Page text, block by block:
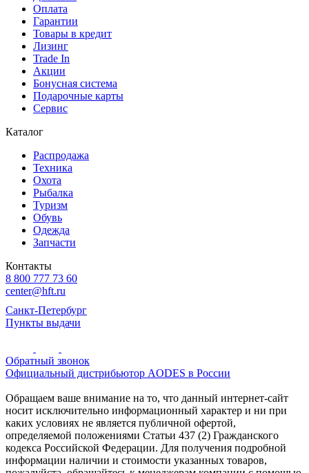
Оплата
Гарантии
Товары в кредит
Лизинг
Trade In
Акции
Бонусная система
Подарочные карты
Сервис
Каталог
Распродажа
Техника
Охота
Рыбалка
Туризм
Обувь
Одежда
Запчасти
Контакты
8 800 777 73 60
center@hft.ru
Санкт-Петербург
Пункты выдачи
Обратный звонок
Официальный дистрибьютор AODES в России
Обращаем ваше внимание на то, что данный интернет-сайт
носит исключительно информационный характер и ни при
каких условиях не является публичной офертой,
определяемой положениями Статьи 437 (2) Гражданского
кодекса Российской Федерации. Для получения подробной
информации наличии и стоимости указанных товаров,